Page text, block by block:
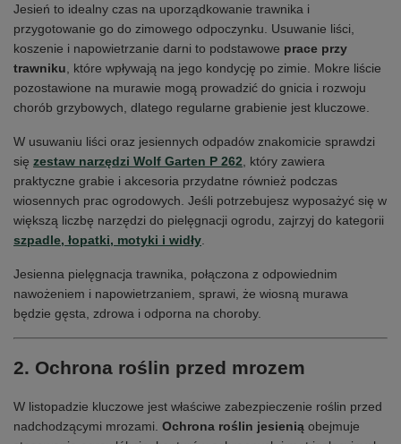
Jesień to idealny czas na uporządkowanie trawnika i
przygotowanie go do zimowego odpoczynku. Usuwanie liści,
koszenie i napowietrzanie darni to podstawowe prace przy
trawniku , które wpływają na jego kondycję po zimie. Mokre liście
pozostawione na murawie mogą prowadzić do gnicia i rozwoju
chorób grzybowych, dlatego regularne grabienie jest kluczowe.
W usuwaniu liści oraz jesiennych odpadów znakomicie sprawdzi
się zestaw narzędzi Wolf Garten P 262 , który zawiera
praktyczne grabie i akcesoria przydatne również podczas
wiosennych prac ogrodowych. Jeśli potrzebujesz wyposażyć się w
większą liczbę narzędzi do pielęgnacji ogrodu, zajrzyj do kategorii
szpadle, łopatki, motyki i widły
Jesienna pielęgnacja trawnika, połączona z odpowiednim
nawożeniem i napowietrzaniem, sprawi, że wiosną murawa
będzie gęsta, zdrowa i odporna na choroby.
2. Ochrona roślin przed mrozem
W listopadzie kluczowe jest właściwe zabezpieczenie roślin przed
nadchodzącymi mrozami. Ochrona roślin jesienią obejmuje